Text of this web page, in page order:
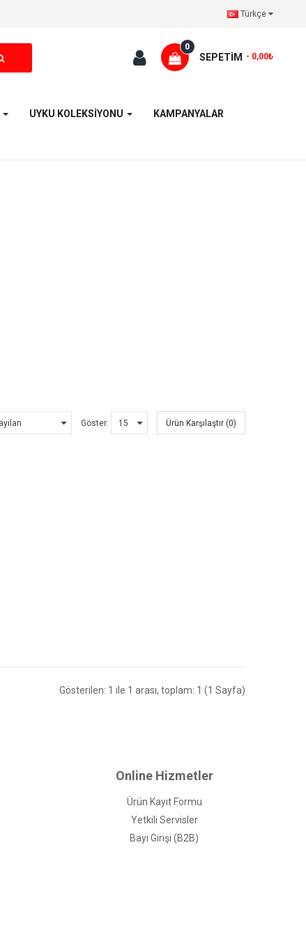
Türkçe
SEPETIM
0
- 0,00₺
UYKU KOLEKSİYONU KAMPANYALAR
Göster: Ürün Karşılaştır (0)
Gösterilen: 1 ile 1 arası, toplam: 1 (1 Sayfa)
Online Hizmetler
Ürün Kayıt Formu
Yetkili Servisler
Bayi Girişi (B2B)